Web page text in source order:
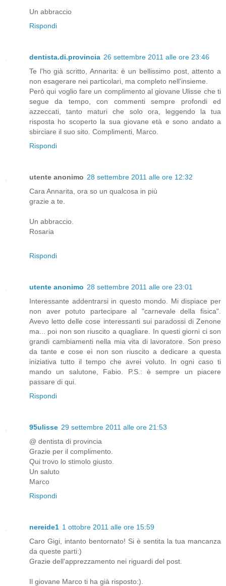
Un abbraccio
Rispondi
dentista.di.provincia 26 settembre 2011 alle ore 23:46
Te l'ho già scritto, Annarita: è un bellissimo post, attento a
non esagerare nei particolari, ma completo nell'insieme.
Però qui voglio fare un complimento al giovane Ulisse che ti
segue da tempo, con commenti sempre profondi ed
azzeccati, tanto maturi che solo ora, leggendo la tua
risposta ho scoperto la sua giovane età e sono andato a
sbirciare il suo sito. Complimenti, Marco.
Rispondi
utente anonimo 28 settembre 2011 alle ore 12:32
Cara Annarita, ora so un qualcosa in più
grazie a te.
Un abbraccio.
Rosaria
Rispondi
utente anonimo 28 settembre 2011 alle ore 23:01
Interessante addentrarsi in questo mondo. Mi dispiace per
non aver potuto partecipare al "carnevale della fisica".
Avevo letto delle cose interessanti sui paradossi di Zenone
ma... poi non son riuscito a quagliare. In questi giorni ci son
grandi cambiamenti nella mia vita di lavoratore. Son preso
da tante e cose eì non son riuscito a dedicare a questa
iniziativa tutto il tempo che avrei voluto. In ogni caso ti
mando un salutone, Fabio. P.S.: è sempre un piacere
passare di qui.
Rispondi
95ulisse 29 settembre 2011 alle ore 21:53
@ dentista di provincia
Grazie per il complimento.
Qui trovo lo stimolo giusto.
Un saluto
Marco
Rispondi
nereide1 1 ottobre 2011 alle ore 15:59
Caro Gigi, intanto bentornato! Si è sentita la tua mancanza
da queste parti:)
Grazie dell'apprezzamento nei riguardi del post.
Il giovane Marco ti ha già risposto:).